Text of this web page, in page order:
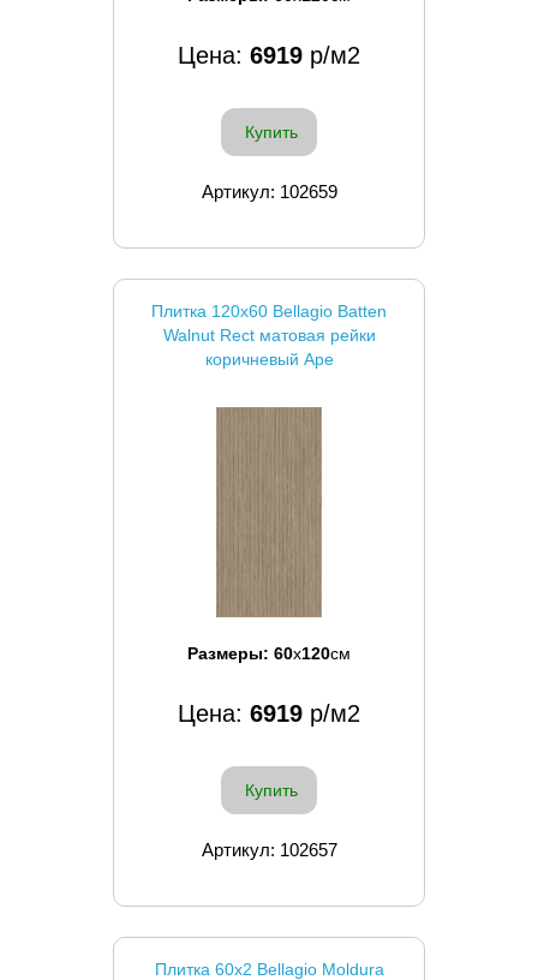
Цена: 6919 р/м2
Купить
Артикул: 102659
Плитка 120x60 Bellagio Batten
Walnut Rect матовая рейки
коричневый Ape
Размеры: 60x120см
Цена: 6919 р/м2
Купить
Артикул: 102657
Плитка 60x2 Bellagio Moldura